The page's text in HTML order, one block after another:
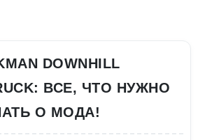
DOWNHILL
ВСЕ, ЧТО НУЖНО
О МОДА!